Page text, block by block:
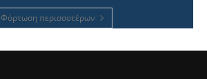
Φόρτωση περισσοτέρων